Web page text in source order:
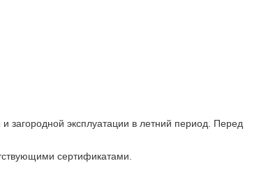
загородной эксплуатации в летний период. Перед
сертификатами.